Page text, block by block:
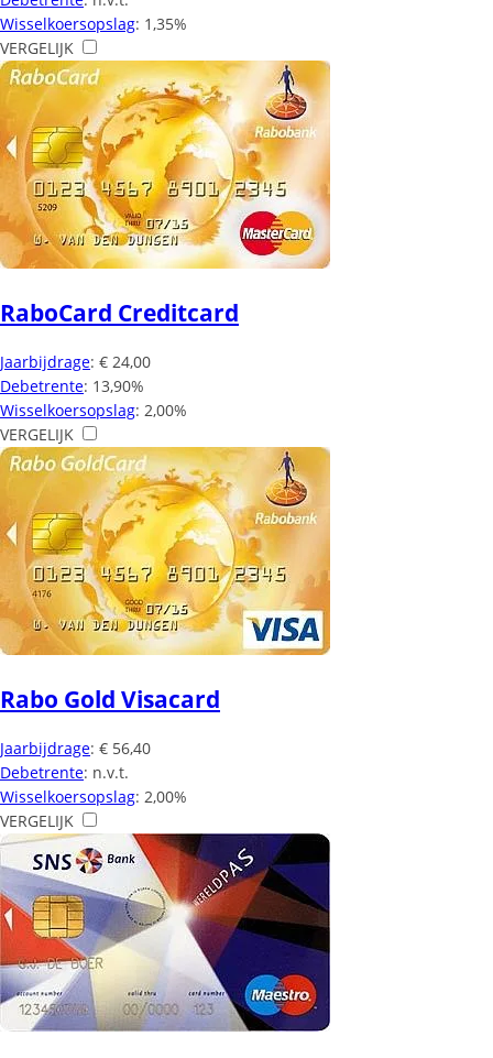
Wisselkoersopslag: 1,35%
VERGELIJK
RaboCard Creditcard
Jaarbijdrage: € 24,00
Debetrente: 13,90%
Wisselkoersopslag: 2,00%
VERGELIJK
Rabo Gold Visacard
Jaarbijdrage: € 56,40
Debetrente: n.v.t.
Wisselkoersopslag: 2,00%
VERGELIJK